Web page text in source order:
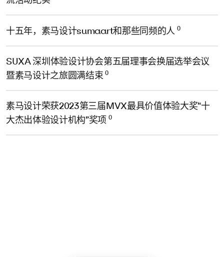
十五年，素马设计sumaart和那些同频的人 0
SUXA 深圳体验设计协会第五届理事会换届选举会议
暨素马设计之旅圆满结束 0
素马设计荣获2023第三届MVX最具价值体验大奖“十
大杰出体验设计机构”奖项 0